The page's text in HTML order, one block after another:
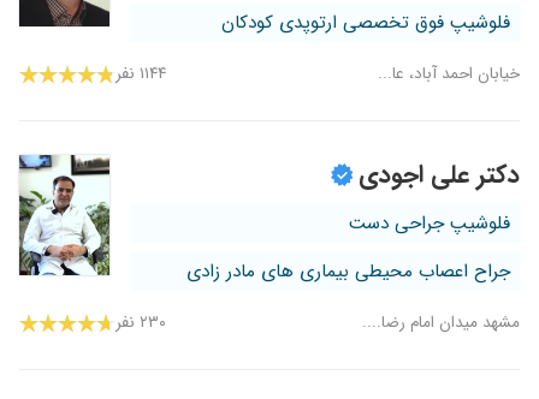
فلوشیپ فوق تخصصی ارتوپدی کودکان
خیابان احمد آباد، عا... ۱۱۴۴ نفر
دکتر علی اجودی
فلوشیپ جراحی دست
جراح اعصاب محیطی بیماری های مادر زادی
مشهد میدان امام رضا.... ۲۳۰ نفر